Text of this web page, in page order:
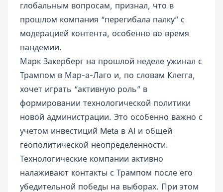
глобальным вопросам, признал, что в
прошлом компания “перегибала палку” с
модерацией контента, особенно во время
пандемии.
Марк Закерберг на прошлой неделе ужинал с
Трампом в Мар-а-Лаго и, по словам Клегга,
хочет играть “активную роль” в
формировании технологической политики
новой администрации. Это особенно важно с
учетом инвестиций Meta в AI и общей
геополитической неопределенности.
Технологические компании активно
налаживают контакты с Трампом после его
убедительной победы на выборах. При этом